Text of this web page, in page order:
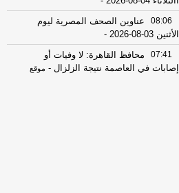
08:06
عناوين الصحف المصرية ليوم
الأثنين 03-08-2026
-
07:41
محافظ القاهرة: لا وفيات أو
إصابات في العاصمة نتيجة الزلزال - موقع